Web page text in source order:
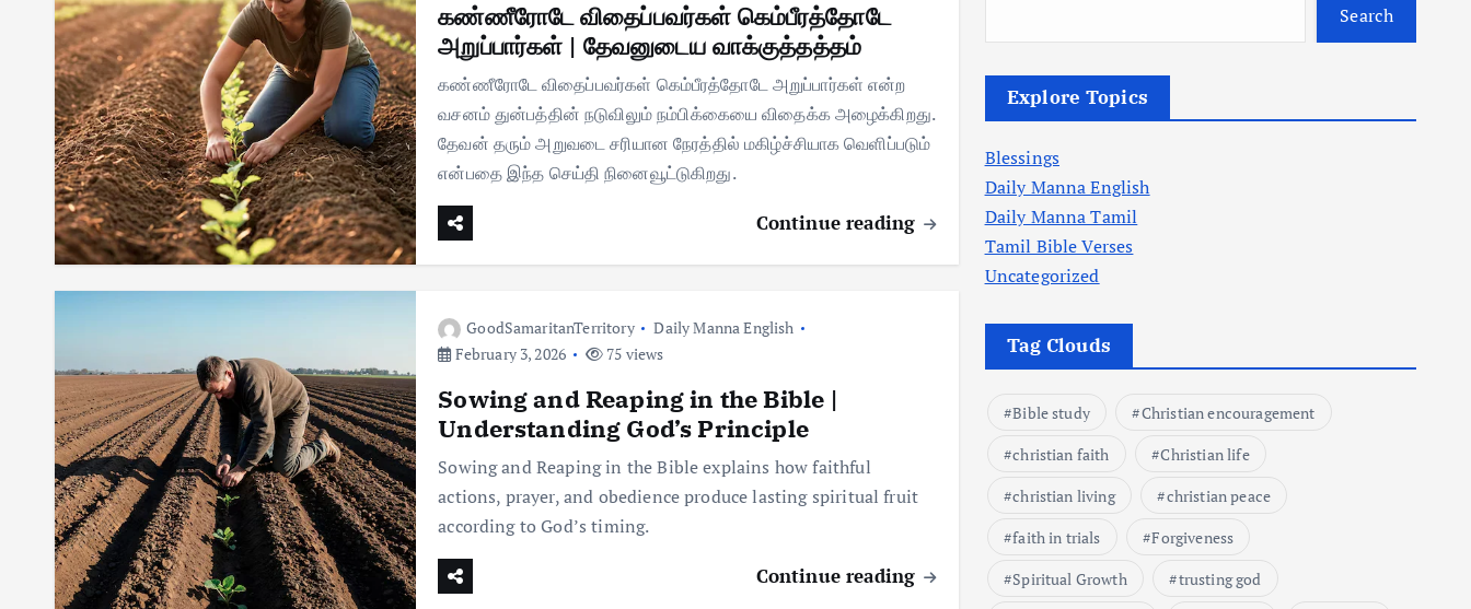
கண்ணீரோடே விதைப்பவர்கள் கெம்பீரத்தோடே
அறுப்பார்கள் | தேவனுடைய வாக்குத்தத்தம்
கண்ணீரோடே விதைப்பவர்கள் கெம்பீரத்தோடே அறுப்பார்கள் என்ற
வசனம் துன்பத்தின் நடுவிலும் நம்பிக்கையை விதைக்க அழைக்கிறது.
தேவன் தரும் அறுவடை சரியான நேரத்தில் மகிழ்ச்சியாக வெளிப்படும்
என்பதை இந்த செய்தி நினைவூட்டுகிறது.
Continue reading
GoodSamaritanTerritory
Daily Manna English
February 3, 2026
75 views
Sowing and Reaping in the Bible |
Understanding God’s Principle
Sowing and Reaping in the Bible explains how faithful
actions, prayer, and obedience produce lasting spiritual fruit
according to God’s timing.
Continue reading
Search
Explore Topics
Blessings
Daily Manna English
Daily Manna Tamil
Tamil Bible Verses
Uncategorized
Tag Clouds
Bible study
Christian encouragement
christian faith
Christian life
christian living
christian peace
faith in trials
Forgiveness
Spiritual Growth
trusting god